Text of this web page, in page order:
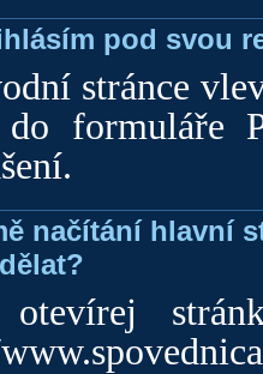
pod svou
stránce
do formuláře
načítání hlavní